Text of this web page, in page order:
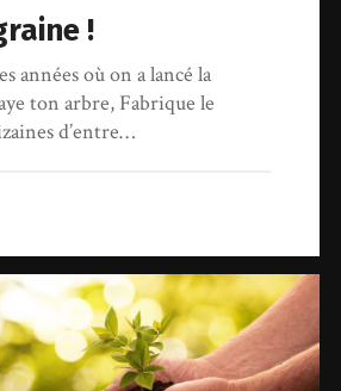
!
années où on a lancé la
ton arbre, Fabrique le
d’entre…